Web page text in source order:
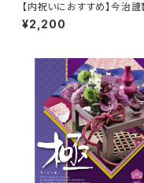
【内祝いにおすすめ】今治謹
〈極上タオル〉フェイスタオル(
箱入)
¥2,200